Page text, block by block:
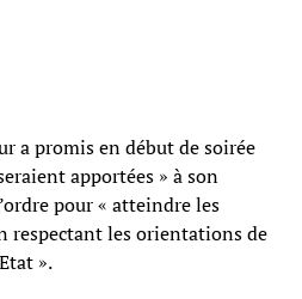
a promis en début de soirée
apportées » à son
pour « atteindre les
respectant les orientations de
».